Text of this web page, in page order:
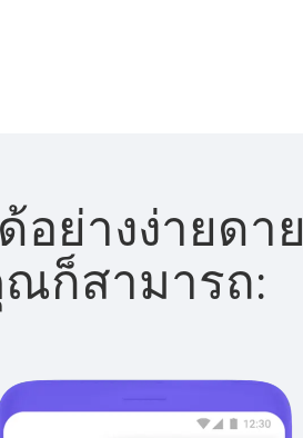
อย่างง่ายดาย
ณก็สามารถ: